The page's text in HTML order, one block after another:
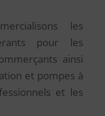
les
pour les
ainsi
et pompes à
et les